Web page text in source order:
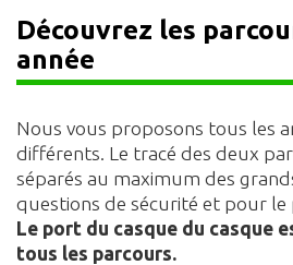
Découvrez les
année
Nous vous proposons tous les
différents. Le tracé des deux
séparés au maximum des
questions de sécurité et pour le
Le port du casque du casque
tous les parcours.